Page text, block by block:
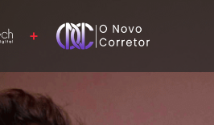
+